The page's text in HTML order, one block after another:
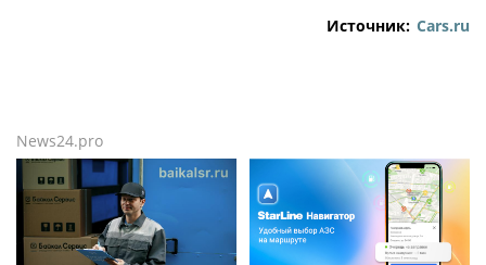
Источник: Cars.ru
News24.pro